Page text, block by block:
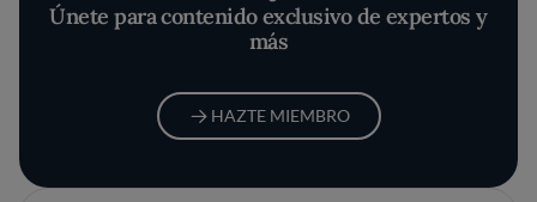
Únete para contenido exclusivo de expertos y
más
HAZTE MIEMBRO